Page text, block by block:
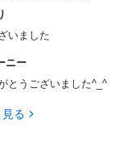
いました
ニー
とうございました^_^
る